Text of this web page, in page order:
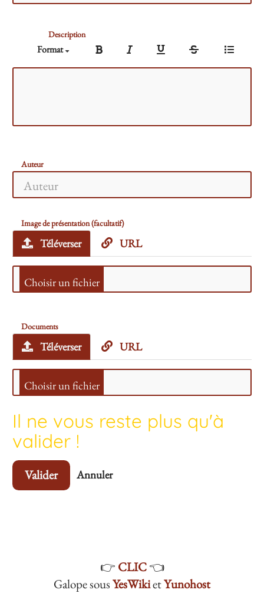
Description
Format
Auteur
Image de présentation (facultatif)
Téléverser URL
Documents
Téléverser URL
Il ne vous reste plus qu'à
valider !
Valider Annuler
👉 CLIC👈
Galope sousYesWikietYunohost